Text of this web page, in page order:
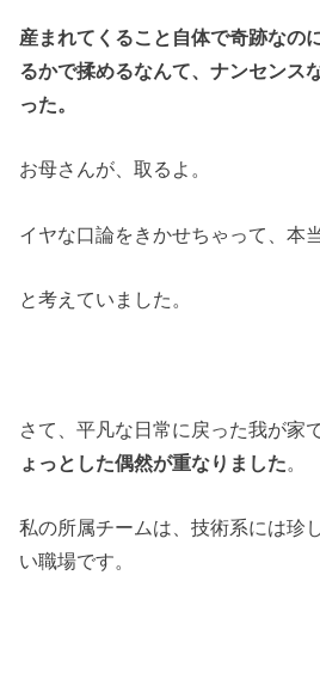
産まれてくること自体で奇跡なの
るかで揉めるなんて、ナンセンス
った。
お母さんが、取るよ。
イヤな口論をきかせちゃって、本
と考えていました。
さて、平凡な日常に戻った我が家
ょっとした偶然が重なりました。
私の所属チームは、技術系には珍
い職場です。